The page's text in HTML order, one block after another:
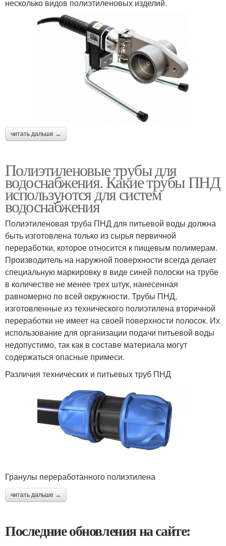
несколько видов полиэтиленовых изделий.
читать дальше →
Полиэтиленовые трубы для
водоснабжения. Какие трубы ПНД
используются для систем
водоснабжения
Полиэтиленовая труба ПНД для питьевой воды должна
быть изготовлена только из сырья первичной
переработки, которое относится к пищевым полимерам.
Производитель на наружной поверхности всегда делает
специальную маркировку в виде синей полоски на трубе
в количестве не менее трех штук, нанесенная
равномерно по всей окружности. Трубы ПНД,
изготовленные из технического полиэтилена вторичной
переработки не имеет на своей поверхности полосок. Их
использование для организации подачи питьевой воды
недопустимо, так как в составе материала могут
содержаться опасные примеси.
Различия технических и питьевых труб ПНД
Гранулы переработанного полиэтилена
читать дальше →
Последние обновления на сайте: